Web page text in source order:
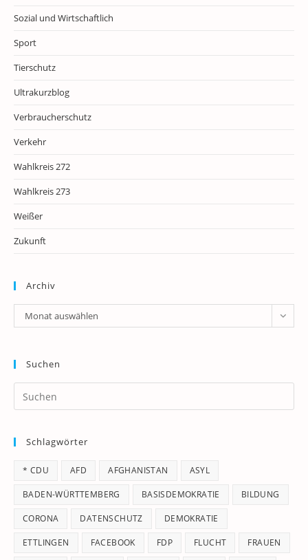
Sozial und Wirtschaftlich
Sport
Tierschutz
Ultrakurzblog
Verbraucherschutz
Verkehr
Wahlkreis 272
Wahlkreis 273
Weißer
Zukunft
Archiv
Archiv
Monat auswählen
Suchen
Schlagwörter
* CDU AFD AFGHANISTAN ASYL
BADEN-WÜRTTEMBERG BASISDEMOKRATIE BILDUNG
CORONA DATENSCHUTZ DEMOKRATIE
ETTLINGEN FACEBOOK FDP FLUCHT FRAUEN